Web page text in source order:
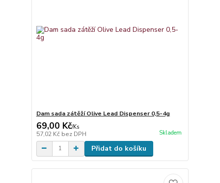
Dam sada zátěží Olive Lead Dispenser 0,5-4g
69,00 Kč/Ks
57,02 Kč bez DPH Skladem
Přidat do košíku